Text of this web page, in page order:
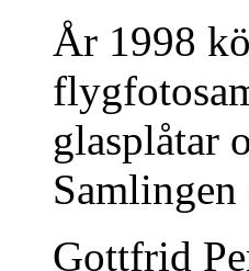
År 1998
glasplåtar
Samlingen
Gottfrid